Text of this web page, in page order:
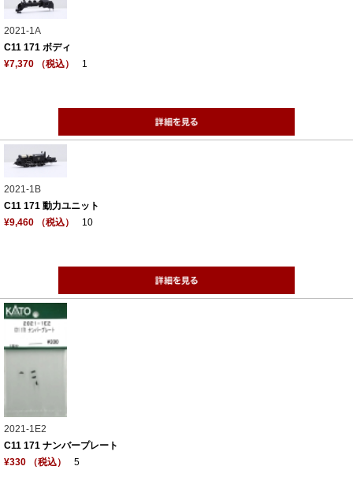
2021-1A
C11 171 ボディ
¥7,370 （税込）
1
2021-1B
C11 171 動力ユニット
¥9,460 （税込）
10
2021-1E2
C11 171 ナンバープレート
¥330 （税込）
5